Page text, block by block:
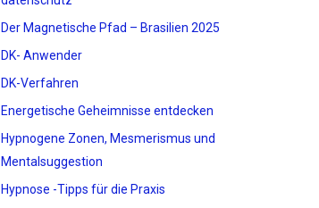
Der Magnetische Pfad – Brasilien 2025
DK- Anwender
DK-Verfahren
Energetische Geheimnisse entdecken
Hypnogene Zonen, Mesmerismus und
Mentalsuggestion
Hypnose -Tipps für die Praxis